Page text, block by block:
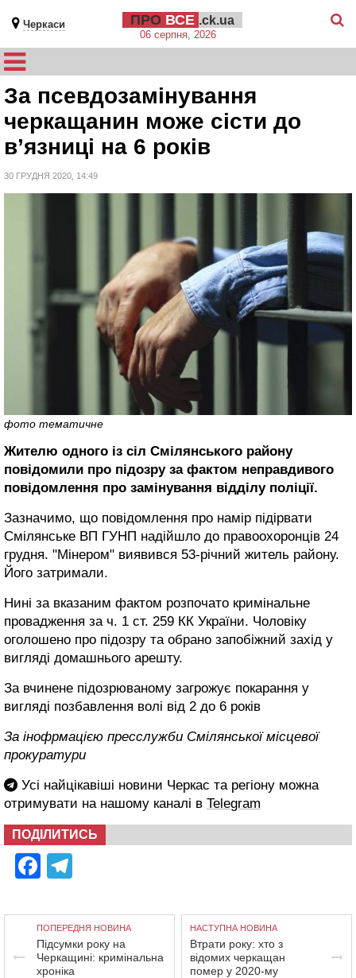
Черкаси ПРО ВСЕ .ck.ua
06 серпня, 2026
За псевдозамінування
черкащанин може сісти до
в’язниці на 6 років
30 ГРУДНЯ 2020, 14:49
фото тематичне
Жителю одного із сіл Смілянського району
повідомили про підозру за фактом неправдивого
повідомлення про замінування відділу поліції.
Зазначимо, що повідомлення про намір підірвати
Смілянське ВП ГУНП надійшло до правоохоронців 24
грудня. "Мінером" виявився 53-річний житель району.
Його затримали.
Нині за вказаним фактом розпочато кримінальне
провадження за ч. 1 ст. 259 КК України. Чоловіку
оголошено про підозру та обрано запобіжний захід у
вигляді домашнього арешту.
За вчинене підозрюваному загрожує покарання у
вигляді позбавлення волі від 2 до 6 років
За інофрмацією пресслужби Смілянської місцевої
прокуратури
Усі найцікавіші новини Черкас та регіону можна
отримувати на нашому каналі в Telegram
ПОДІЛИТИСЬ
Facebook
ПОПЕРЕДНЯ НОВИНА
Підсумки року на
Черкащині: кримінальна
хроніка
НАСТУПНА НОВИНА
Втрати року: хто з
відомих черкащан
помер у 2020-му